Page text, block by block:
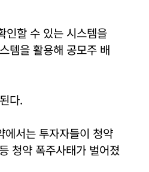
인할 수 있는 시스템을
템을 활용해 공모주 배
다.
서는 투자자들이 청약
청약 폭주사태가 벌어졌